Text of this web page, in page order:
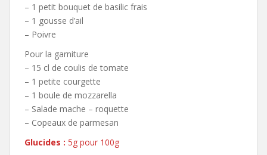
– 1 petit bouquet de basilic frais
– 1 gousse d’ail
– Poivre
Pour la garniture
– 15 cl de coulis de tomate
– 1 petite courgette
– 1 boule de mozzarella
– Salade mache – roquette
– Copeaux de parmesan
Glucides : 5g pour 100g